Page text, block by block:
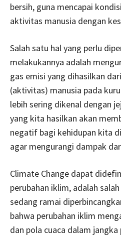
bersih, guna mencapai
aktivitas manusia dengan
Salah satu hal yang perlu
melakukannya adalah
gas emisi yang dihasilkan
(aktivitas) manusia pada
lebih sering dikenal dengan
yang kita hasilkan akan
negatif bagi kehidupan kita
agar mengurangi dampak
Climate Change dapat
perubahan iklim, adalah
sedang ramai
bahwa perubahan iklim
dan pola cuaca dalam